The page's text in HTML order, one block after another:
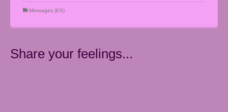
Messages (ES)
Share your feelings...